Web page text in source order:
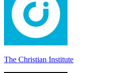
The Christian Institute